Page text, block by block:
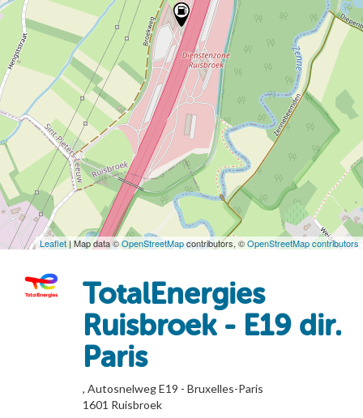
Leaflet| Map data ©OpenStreetMapcontributors, ©OpenStreetMap contributors
TotalEnergies
Ruisbroek - E19 dir.
Paris
, Autosnelweg E19 - Bruxelles-Paris
1601 Ruisbroek